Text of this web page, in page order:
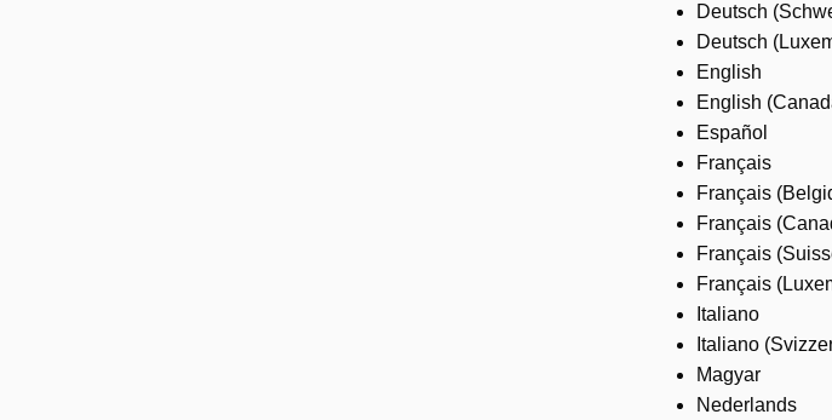
Deutsch
Deutsch
English
English
Español
Français
Français
Français
Français
Français
Italiano
Italiano
Magyar
Nederlands